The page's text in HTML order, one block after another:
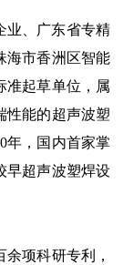
业、广东省专精
海市香洲区智能
准起草单位，属
性能的超声波塑
年，国内首家掌
早超声波塑焊设
项科研专利，